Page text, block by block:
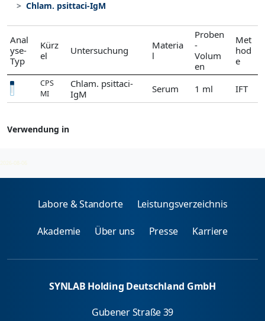
Chlam. psittaci-IgM
Anal
yse-
Typ
Kürz
el
Untersuchung
Materia
l
Proben
-
Volum
en
Met
hod
e
CPS
MI
Chlam. psittaci-
IgM
Serum 1 ml IFT
Verwendung in
2026-08-06
Labore & Standorte Leistungsverzeichnis
Akademie Über uns Presse Karriere
SYNLAB Holding Deutschland GmbH
Gubener Straße 39